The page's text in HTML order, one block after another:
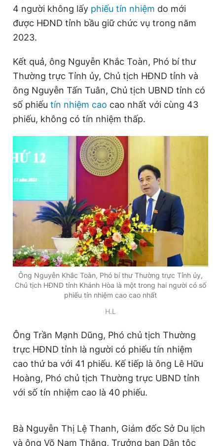
Đọc Thanh Niên trên điện thoại
Theo dõi báo trên
Hotline
0906 645 777
Liên hệ quảng cáo
0908 780 404
Đặt báo Quảng cáo RSS Tòa soạn Chính sách bảo
Tổng biên tập: Nguyễn Ngọc Toàn
Phó tổng biên tập thường trực: Hải Thành
Phó tổng biên tập: Lâm Hiếu Dũng
Phó tổng biên tập: Trần Việt Hưng
Tổng thư ký tòa soạn: Đức Trung
Giấy phép xuất bản số 110/GP - BTTTT cấp ngày 24.3.2020
© 2003-2026 Bản quyền thuộc về Báo Thanh Niên. Cấm sao
chép dưới mọi hình thức nếu không có sự chấp thuận bằng văn
bản. Phát triển bởi ePi Technologies, JSC.
4 người không lấy phiếu tín nhiệm do mới
được HĐND tỉnh bầu giữ chức vụ trong năm
2023.
Kết quả, ông Nguyễn Khắc Toàn, Phó bí thư
Thường trực Tỉnh ủy, Chủ tịch HĐND tỉnh và
ông Nguyễn Tấn Tuân, Chủ tịch UBND tỉnh có
số phiếu tín nhiệm cao cao nhất với cùng 43
phiếu, không có tín nhiệm thấp.
Ông Nguyễn Khắc Toàn, Phó bí thư Thường trực Tỉnh ủy,
Chủ tịch HĐND tỉnh Khánh Hòa là một trong hai người có số
phiếu tín nhiệm cao cao nhất
H.L
Ông Trần Mạnh Dũng, Phó chủ tịch Thường
trực HĐND tỉnh là người có phiếu tín nhiệm
cao thứ ba với 41 phiếu. Kế tiếp là ông Lê Hữu
Hoàng, Phó chủ tịch Thường trực UBND tỉnh
với số tín nhiệm cao là 40 phiếu.
Bà Nguyễn Thị Lệ Thanh, Giám đốc Sở Du lịch
và ông Võ Nam Thắng, Trưởng ban Dân tộc